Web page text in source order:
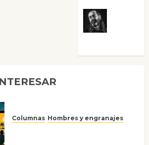
Columnas Hombres y engranajes